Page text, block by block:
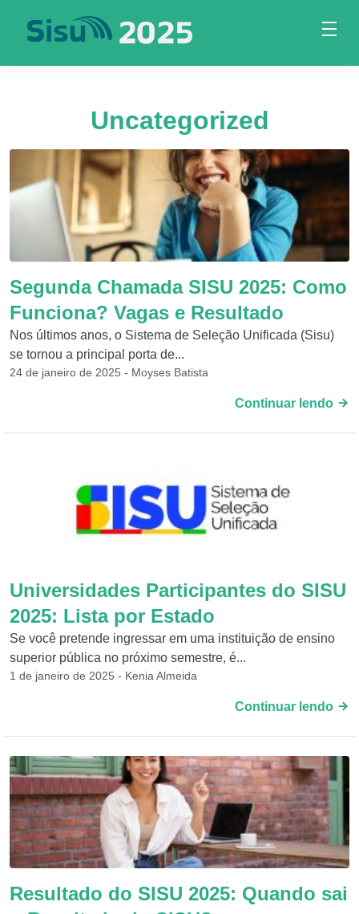
Uncategorized
Segunda Chamada SISU 2025: Como
Funciona? Vagas e Resultado
Nos últimos anos, o Sistema de Seleção Unificada (Sisu)
se tornou a principal porta de...
24 de janeiro de 2025 - Moyses Batista
Continuar lendo
Universidades Participantes do SISU
2025: Lista por Estado
Se você pretende ingressar em uma instituição de ensino
superior pública no próximo semestre, é...
1 de janeiro de 2025 - Kenia Almeida
Continuar lendo
Resultado do SISU 2025: Quando sai